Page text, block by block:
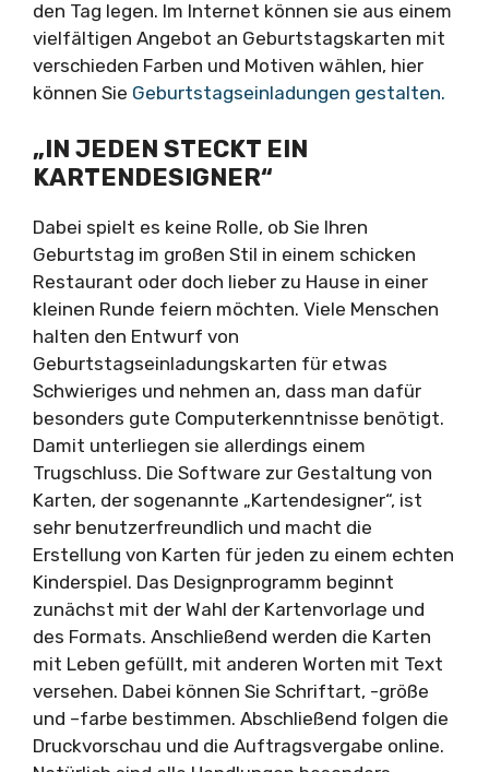
den Tag legen. Im Internet können sie aus einem
vielfältigen Angebot an Geburtstagskarten mit
verschieden Farben und Motiven wählen, hier
können Sie Geburtstagseinladungen gestalten.
„IN JEDEN STECKT EIN
KARTENDESIGNER“
Dabei spielt es keine Rolle, ob Sie Ihren
Geburtstag im großen Stil in einem schicken
Restaurant oder doch lieber zu Hause in einer
kleinen Runde feiern möchten. Viele Menschen
halten den Entwurf von
Geburtstagseinladungskarten für etwas
Schwieriges und nehmen an, dass man dafür
besonders gute Computerkenntnisse benötigt.
Damit unterliegen sie allerdings einem
Trugschluss. Die Software zur Gestaltung von
Karten, der sogenannte „Kartendesigner“, ist
sehr benutzerfreundlich und macht die
Erstellung von Karten für jeden zu einem echten
Kinderspiel. Das Designprogramm beginnt
zunächst mit der Wahl der Kartenvorlage und
des Formats. Anschließend werden die Karten
mit Leben gefüllt, mit anderen Worten mit Text
versehen. Dabei können Sie Schriftart, -größe
und –farbe bestimmen. Abschließend folgen die
Druckvorschau und die Auftragsvergabe online.